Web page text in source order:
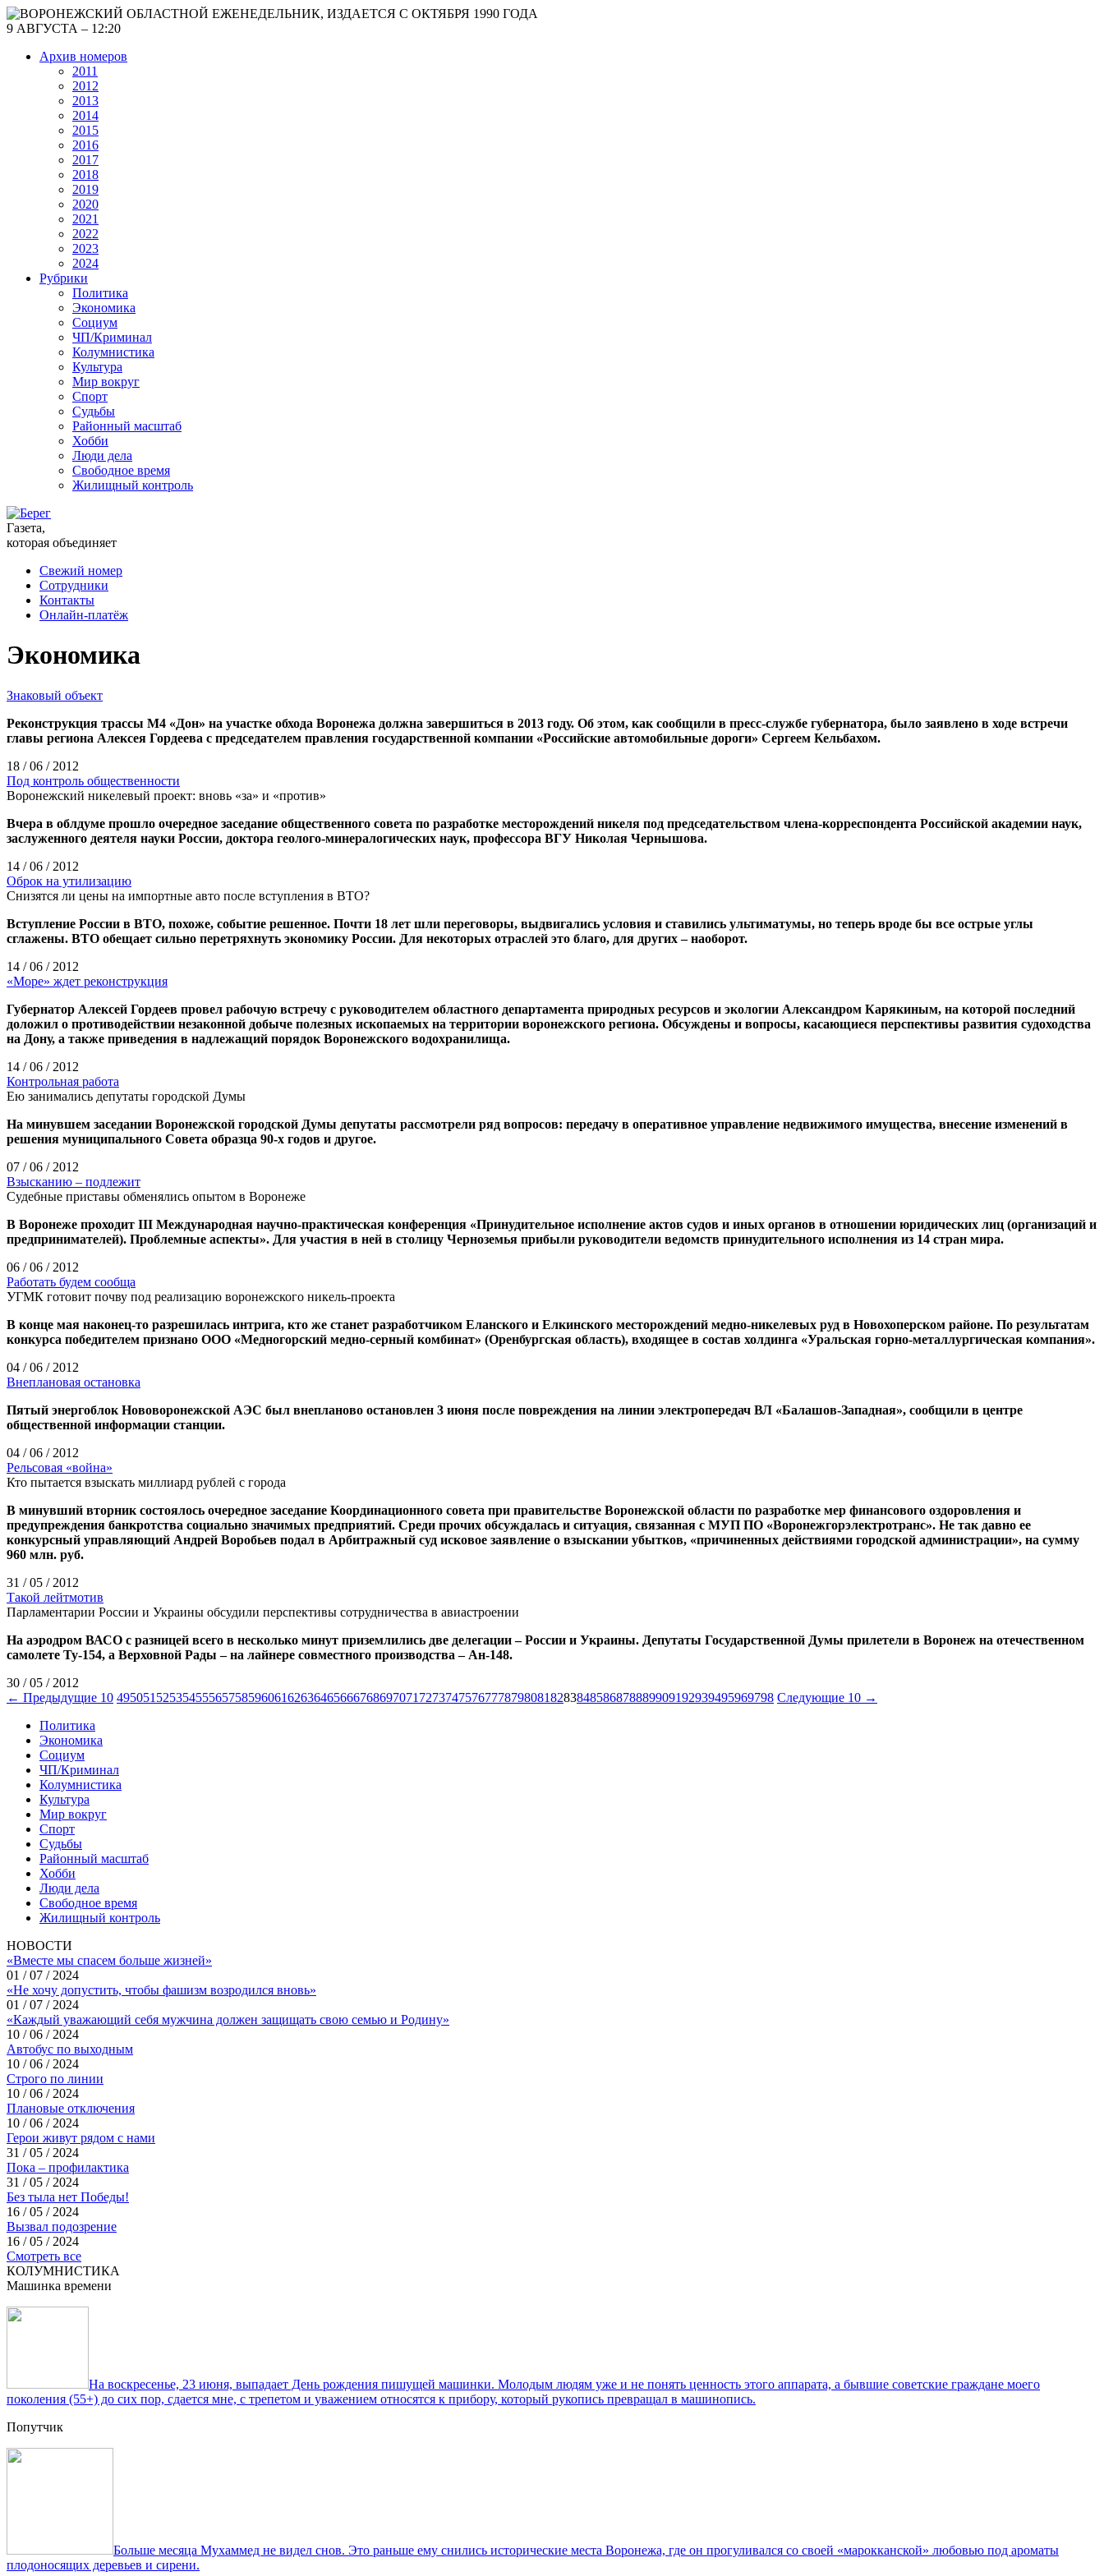
9 АВГУСТА – 12:20
Архив номеров
2011
2012
2013
2014
2015
2016
2017
2018
2019
2020
2021
2022
2023
2024
Рубрики
Политика
Экономика
Социум
ЧП/Криминал
Колумнистика
Культура
Мир вокруг
Спорт
Судьбы
Районный масштаб
Хобби
Люди дела
Свободное время
Жилищный контроль
Газета,
которая объединяет
Свежий номер
Сотрудники
Контакты
Онлайн-платёж
Экономика
Знаковый объект
Реконструкция трассы М4 «Дон» на участке обхода Воронежа должна завершиться в 2013 году. Об этом, как сообщили в пресс-службе губернатора, было заявлено в ходе встречи
главы региона Алексея Гордеева с председателем правления государственной компании «Российские автомобильные дороги» Сергеем Кельбахом.
18 / 06 / 2012
Под контроль общественности
Воронежский никелевый проект: вновь «за» и «против»
Вчера в облдуме прошло очередное заседание общественного совета по разработке месторождений никеля под председательством члена-корреспондента Российской академии наук,
заслуженного деятеля науки России, доктора геолого-минералогических наук, профессора ВГУ Николая Чернышова.
14 / 06 / 2012
Оброк на утилизацию
Снизятся ли цены на импортные авто после вступления в ВТО?
Вступление России в ВТО, похоже, событие решенное. Почти 18 лет шли переговоры, выдвигались условия и ставились ультиматумы, но теперь вроде бы все острые углы
сглажены. ВТО обещает сильно перетряхнуть экономику России. Для некоторых отраслей это благо, для других – наоборот.
14 / 06 / 2012
«Море» ждет реконструкция
Губернатор Алексей Гордеев провел рабочую встречу с руководителем областного департамента природных ресурсов и экологии Александром Карякиным, на которой последний
доложил о противодействии незаконной добыче полезных ископаемых на территории воронежского региона. Обсуждены и вопросы, касающиеся перспективы развития судоходства
на Дону, а также приведения в надлежащий порядок Воронежского водохранилища.
14 / 06 / 2012
Контрольная работа
Ею занимались депутаты городской Думы
На минувшем заседании Воронежской городской Думы депутаты рассмотрели ряд вопросов: передачу в оперативное управление недвижимого имущества, внесение изменений в
решения муниципального Совета образца 90-х годов и другое.
07 / 06 / 2012
Взысканию – подлежит
Судебные приставы обменялись опытом в Воронеже
В Воронеже проходит III Международная научно-практическая конференция «Принудительное исполнение актов судов и иных органов в отношении юридических лиц (организаций и
предпринимателей). Проблемные аспекты». Для участия в ней в столицу Черноземья прибыли руководители ведомств принудительного исполнения из 14 стран мира.
06 / 06 / 2012
Работать будем сообща
УГМК готовит почву под реализацию воронежского никель-проекта
В конце мая наконец-то разрешилась интрига, кто же станет разработчиком Еланского и Елкинского месторождений медно-никелевых руд в Новохоперском районе. По результатам
конкурса победителем признано ООО «Медногорский медно-серный комбинат» (Оренбургская область), входящее в состав холдинга «Уральская горно-металлургическая компания».
04 / 06 / 2012
Внеплановая остановка
Пятый энергоблок Нововоронежской АЭС был внепланово остановлен 3 июня после повреждения на линии электропередач ВЛ «Балашов-Западная», сообщили в центре
общественной информации станции.
04 / 06 / 2012
Рельсовая «война»
Кто пытается взыскать миллиард рублей с города
В минувший вторник состоялось очередное заседание Координационного совета при правительстве Воронежской области по разработке мер финансового оздоровления и
предупреждения банкротства социально значимых предприятий. Среди прочих обсуждалась и ситуация, связанная с МУП ПО «Воронежгорэлектротранс». Не так давно ее
конкурсный управляющий Андрей Воробьев подал в Арбитражный суд исковое заявление о взыскании убытков, «причиненных действиями городской администрации», на сумму
960 млн. руб.
31 / 05 / 2012
Такой лейтмотив
Парламентарии России и Украины обсудили перспективы сотрудничества в авиастроении
На аэродром ВАСО с разницей всего в несколько минут приземлились две делегации – России и Украины. Депутаты Государственной Думы прилетели в Воронеж на отечественном
самолете Ту-154, а Верховной Рады – на лайнере совместного производства – Ан-148.
30 / 05 / 2012
← Предыдущие 10 495051 5253545556575859606162636465666768697071 727374757677787980818283848586878889909192939495969798 Следующие 10 →
Политика
Экономика
Социум
ЧП/Криминал
Колумнистика
Культура
Мир вокруг
Спорт
Судьбы
Районный масштаб
Хобби
Люди дела
Свободное время
Жилищный контроль
НОВОСТИ
«Вместе мы спасем больше жизней»
01 / 07 / 2024
«Не хочу допустить, чтобы фашизм возродился вновь»
01 / 07 / 2024
«Каждый уважающий себя мужчина должен защищать свою семью и Родину»
10 / 06 / 2024
Автобус по выходным
10 / 06 / 2024
Строго по линии
10 / 06 / 2024
Плановые отключения
10 / 06 / 2024
Герои живут рядом с нами
31 / 05 / 2024
Пока – профилактика
31 / 05 / 2024
Без тыла нет Победы!
16 / 05 / 2024
Вызвал подозрение
16 / 05 / 2024
Смотреть все
КОЛУМНИСТИКА
Машинка времени
На воскресенье, 23 июня, выпадает День рождения пишущей машинки. Молодым людям уже и не понять ценность этого аппарата, а бывшие советские граждане моего
поколения (55+) до сих пор, сдается мне, с трепетом и уважением относятся к прибору, который рукопись превращал в машинопись.
Попутчик
Больше месяца Мухаммед не видел снов. Это раньше ему снились исторические места Воронежа, где он прогуливался со своей «марокканской» любовью под ароматы
плодоносящих деревьев и сирени.